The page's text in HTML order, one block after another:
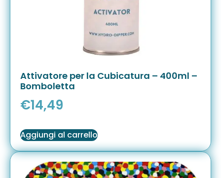
Attivatore per la Cubicatura – 400ml –
Bomboletta
€14,49
Aggiungi al carrello